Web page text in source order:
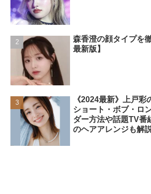
森香澄の顔タイプを
最新版】
《2024最新》上戸
ショート・ボブ・ロ
ダー方法や話題TV番
のヘアアレンジも解